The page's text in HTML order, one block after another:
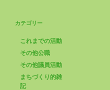
カテゴリー
これまでの活動
その他公職
その他議員活動
まちづくり的雑
記